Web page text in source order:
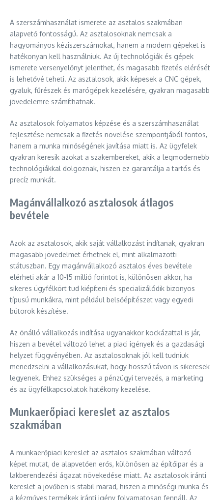
A szerszámhasználat ismerete az asztalos szakmában
alapvető fontosságú. Az asztalosoknak nemcsak a
hagyományos kéziszerszámokat, hanem a modern gépeket is
hatékonyan kell használniuk. Az új technológiák és gépek
ismerete versenyelőnyt jelenthet, és magasabb fizetés elérését
is lehetővé teheti. Az asztalosok, akik képesek a CNC gépek,
gyaluk, fűrészek és marógépek kezelésére, gyakran magasabb
jövedelemre számíthatnak.
Az asztalosok folyamatos képzése és a szerszámhasználat
fejlesztése nemcsak a fizetés növelése szempontjából fontos,
hanem a munka minőségének javítása miatt is. Az ügyfelek
gyakran keresik azokat a szakembereket, akik a legmodernebb
technológiákkal dolgoznak, hiszen ez garantálja a tartós és
precíz munkát.
Magánvállalkozó asztalosok átlagos
bevétele
Azok az asztalosok, akik saját vállalkozást indítanak, gyakran
magasabb jövedelmet érhetnek el, mint alkalmazotti
státuszban. Egy magánvállalkozó asztalos éves bevétele
elérheti akár a 10-15 millió forintot is, különösen akkor, ha
sikeres ügyfélkört tud kiépíteni és specializálódik bizonyos
típusú munkákra, mint például belsőépítészet vagy egyedi
bútorok készítése.
Az önálló vállalkozás indítása ugyanakkor kockázattal is jár,
hiszen a bevétel változó lehet a piaci igények és a gazdasági
helyzet függvényében. Az asztalosoknak jól kell tudniuk
menedzselni a vállalkozásukat, hogy hosszú távon is sikeresek
legyenek. Ehhez szükséges a pénzügyi tervezés, a marketing
és az ügyfélkapcsolatok hatékony kezelése.
Munkaerőpiaci kereslet az asztalos
szakmában
A munkaerőpiaci kereslet az asztalos szakmában változó
képet mutat, de alapvetően erős, különösen az építőipar és a
lakberendezési ágazat növekedése miatt. Az asztalosok iránti
kereslet a jövőben is stabil marad, hiszen a minőségi munka és
a kézműves termékek iránti igény folyamatosan fennáll. Az